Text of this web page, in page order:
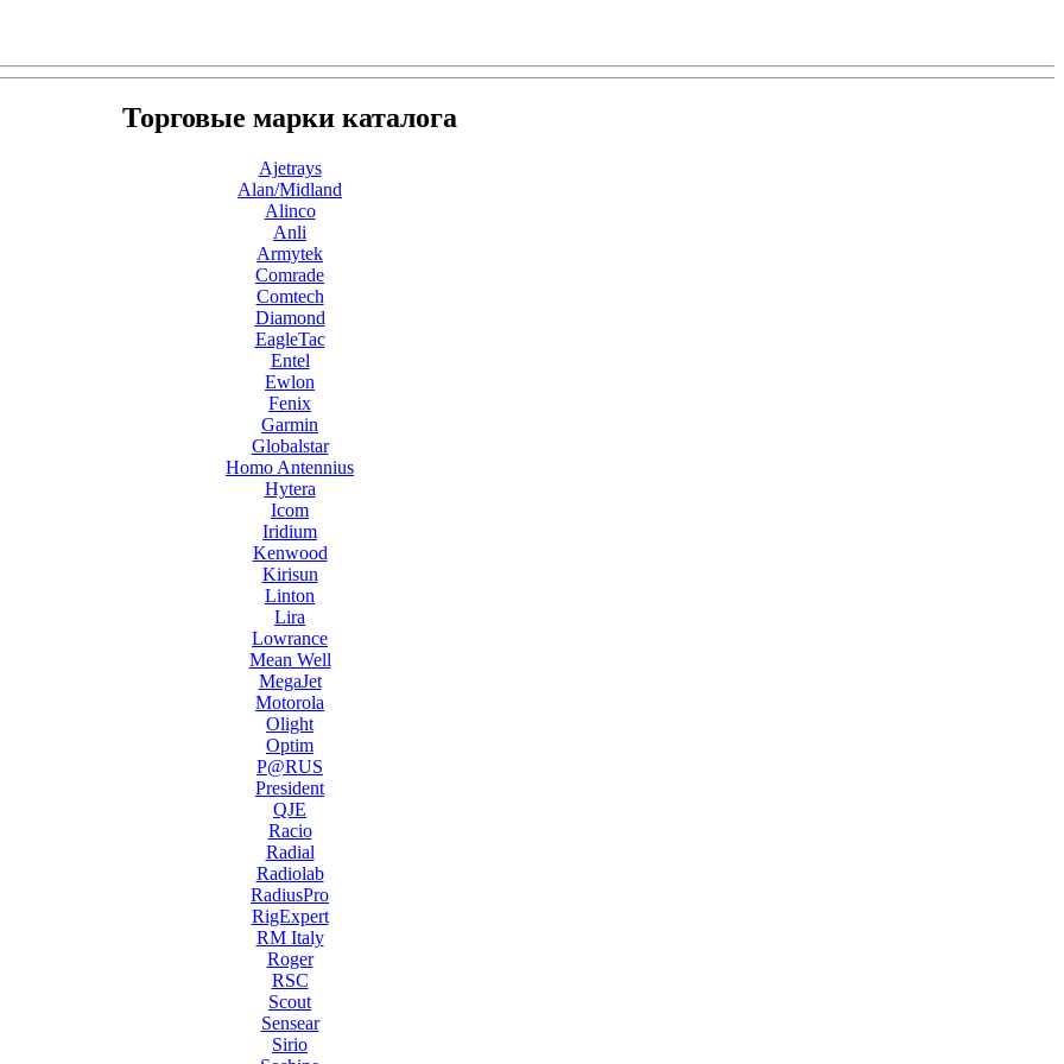
Торговые марки каталога
Ajetrays
Alan/Midland
Alinco
Anli
Armytek
Comrade
Comtech
Diamond
EagleTac
Entel
Ewlon
Fenix
Garmin
Globalstar
Homo Antennius
Hytera
Icom
Iridium
Kenwood
Kirisun
Linton
Lira
Lowrance
Mean Well
MegaJet
Motorola
Olight
Optim
P@RUS
President
QJE
Racio
Radial
Radiolab
RadiusPro
RigExpert
RM Italy
Roger
RSC
Scout
Sensear
Sirio